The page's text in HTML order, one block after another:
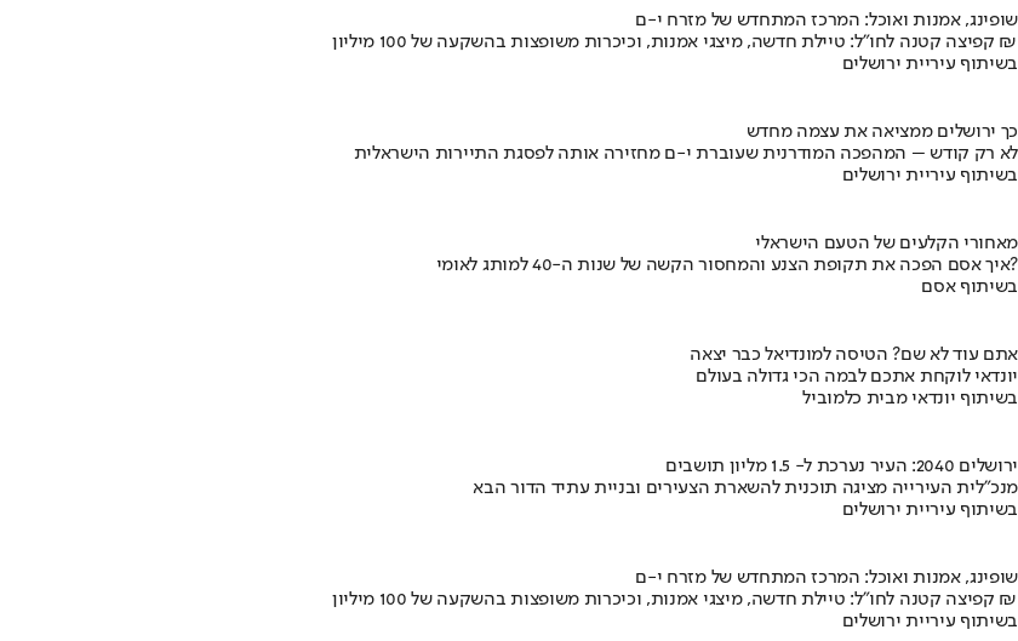
שופינג, אמנות ואוכל: המרכז המתחדש של מזרח י-ם
קפיצה קטנה לחו"ל: טיילת חדשה, מיצגי אמנות, וכיכרות משופצות בהשקעה של 100 מיליון ₪
בשיתוף עיריית ירושלים
כך ירושלים ממציאה את עצמה מחדש
לא רק קודש – המהפכה המודרנית שעוברת י-ם מחזירה אותה לפסגת התיירות הישראלית
בשיתוף עיריית ירושלים
מאחורי הקלעים של הטעם הישראלי
איך אסם הפכה את תקופת הצנע והמחסור הקשה של שנות ה-40 למותג לאומי?
בשיתוף אסם
אתם עוד לא שם? הטיסה למונדיאל כבר יצאה
יונדאי לוקחת אתכם לבמה הכי גדולה בעולם
בשיתוף יונדאי מבית כלמוביל
ירושלים 2040: העיר נערכת ל- 1.5 מליון תושבים
מנכ"לית העירייה מציגה תוכנית להשארת הצעירים ובניית עתיד הדור הבא
בשיתוף עיריית ירושלים
שופינג, אמנות ואוכל: המרכז המתחדש של מזרח י-ם
קפיצה קטנה לחו"ל: טיילת חדשה, מיצגי אמנות, וכיכרות משופצות בהשקעה של 100 מיליון ₪
בשיתוף עיריית ירושלים